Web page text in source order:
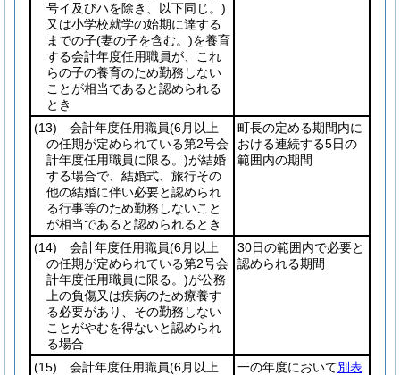
号イ及びハを除き、以下同じ。)
又は小学校就学の始期に達する
までの子(妻の子を含む。)を養育
する会計年度任用職員が、これ
らの子の養育のため勤務しない
ことが相当であると認められる
とき
(13) 会計年度任用職員(6月以上
の任期が定められている第2号会
計年度任用職員に限る。)が結婚
する場合で、結婚式、旅行その
他の結婚に伴い必要と認められ
る行事等のため勤務しないこと
が相当であると認められるとき
町長の定める期間内に
おける連続する5日の
範囲内の期間
(14) 会計年度任用職員(6月以上
の任期が定められている第2号会
計年度任用職員に限る。)が公務
上の負傷又は疾病のため療養す
る必要があり、その勤務しない
ことがやむを得ないと認められ
る場合
30日の範囲内で必要と
認められる期間
(15) 会計年度任用職員(6月以上
一の年度において別表